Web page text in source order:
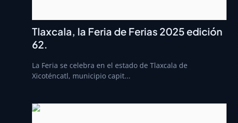
Tlaxcala, la Feria de Ferias 2025 edición
62.
La Feria se celebra en el estado de Tlaxcala de
Xicoténcatl, municipio capit...